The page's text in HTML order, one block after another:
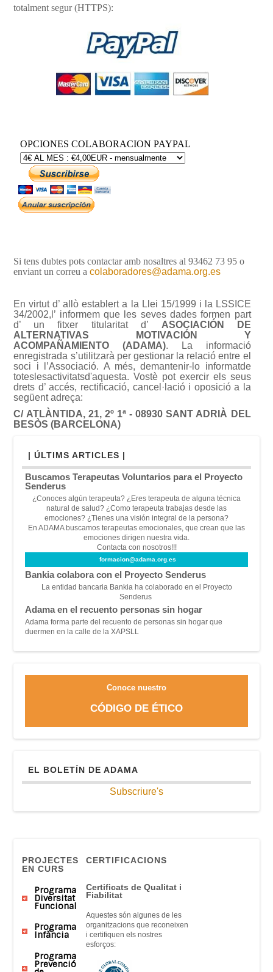
totalment segur (HTTPS):
Si tens dubtes pots contactar amb nosaltres al 93462 73 95 o
enviant un correu acolaboradores@adama.org.es
En virtut d’ allò establert a la Llei 15/1999 i la LSSICE
34/2002,l’ informem que les seves dades formen part
d’ un fitxer titularitat d’
ASOCIACIÓN DE
ALTERNATIVAS MOTIVACIÓN Y
ACOMPAÑAMIENTO (ADAMA).
La informació
enregistrada s’utilitzarà per gestionar la relació entre el
soci i l’Associació. A més, demantenir-lo informatde
totes lesactivitatsd'aquesta. Vostè pot exercir els seus
drets d’ accés, rectificació, cancel·lació i oposició a la
següent adreça:
C/ ATLÀNTIDA, 21, 2º 1ª - 08930 SANT ADRIÀ DEL
BESÒS (BARCELONA)
| ÚLTIMS ARTICLES |
Buscamos Terapeutas Voluntarios para el Proyecto
Senderus
¿Conoces algún terapeuta? ¿Eres terapeuta de alguna técnica
natural de salud? ¿Como terapeuta trabajas desde las
emociones? ¿Tienes una visión integral de la persona?
En ADAMA buscamos terapeutas emocionales, que crean que las
emociones dirigen nuestra vida.
Contacta con nosotros!!!
formacion@adama.org.es
Bankia colabora con el Proyecto Senderus
La entidad bancaria Bankia ha colaborado en el Proyecto
Senderus
Adama en el recuento personas sin hogar
Adama forma parte del recuento de personas sin hogar que
duermen en la calle de la XAPSLL
Conoce nuestro
CÓDIGO DE ÉTICO
EL BOLETÍN DE ADAMA
Subscriure's
PROJECTES
EN CURS
Programa
Diversitat
Funcional
Programa
Infància
Programa
Prevenció
CERTIFICACIONS
Certificats de Qualitat i
Fiabilitat
Aquestes són algunes de les
organitzacions que reconeixen
i certifiquen els nostres
esforços: